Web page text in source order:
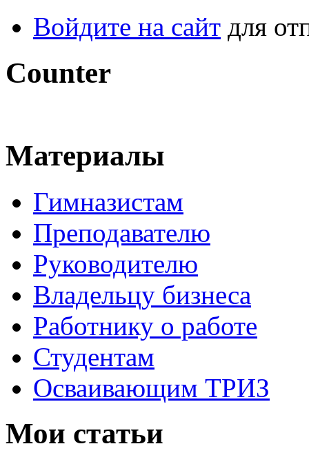
Войдите на сайт для
Counter
Материалы
Гимназистам
Преподавателю
Руководителю
Владельцу бизнеса
Работнику о работе
Студентам
Осваивающим ТРИЗ
Мои статьи